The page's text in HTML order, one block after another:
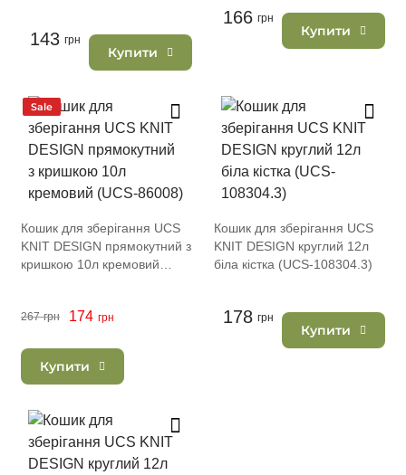
143 грн
Купити
166 грн
Купити
Sale
Кошик для зберігання UCS
KNIT DESIGN прямокутний з
кришкою 10л кремовий
267 грн 174 грн
Купити
Кошик для зберігання UCS
KNIT DESIGN круглий 12л
біла кістка (UCS-108304.3)
178 грн
Купити